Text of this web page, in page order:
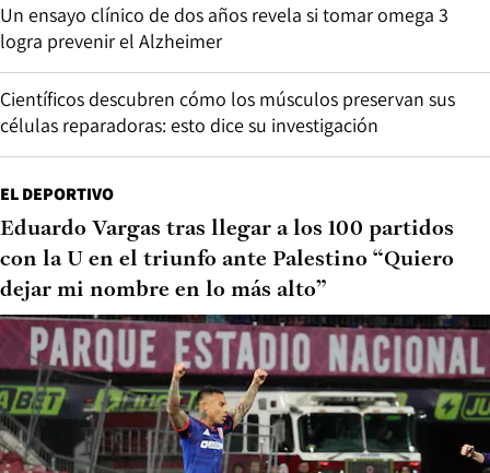
Un ensayo clínico de dos años revela si tomar omega 3
logra prevenir el Alzheimer
Científicos descubren cómo los músculos preservan sus
células reparadoras: esto dice su investigación
EL DEPORTIVO
Eduardo Vargas tras llegar a los 100 partidos
con la U en el triunfo ante Palestino “Quiero
dejar mi nombre en lo más alto”